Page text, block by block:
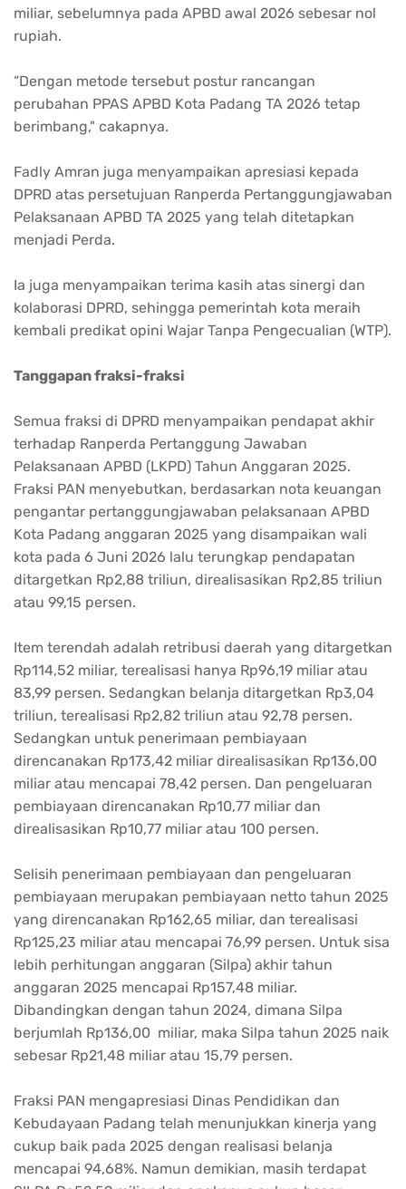
miliar, sebelumnya pada APBD awal 2026 sebesar nol
rupiah.
“Dengan metode tersebut postur rancangan
perubahan PPAS APBD Kota Padang TA 2026 tetap
berimbang," cakapnya.
Fadly Amran juga menyampaikan apresiasi kepada
DPRD atas persetujuan Ranperda Pertanggungjawaban
Pelaksanaan APBD TA 2025 yang telah ditetapkan
menjadi Perda.
Ia juga menyampaikan terima kasih atas sinergi dan
kolaborasi DPRD, sehingga pemerintah kota meraih
kembali predikat opini Wajar Tanpa Pengecualian (WTP).
Tanggapan fraksi-fraksi
Semua fraksi di DPRD menyampaikan pendapat akhir
terhadap Ranperda Pertanggung Jawaban
Pelaksanaan APBD (LKPD) Tahun Anggaran 2025.
Fraksi PAN menyebutkan, berdasarkan nota keuangan
pengantar pertanggungjawaban pelaksanaan APBD
Kota Padang anggaran 2025 yang disampaikan wali
kota pada 6 Juni 2026 lalu terungkap pendapatan
ditargetkan Rp2,88 triliun, direalisasikan Rp2,85 triliun
atau 99,15 persen.
Item terendah adalah retribusi daerah yang ditargetkan
Rp114,52 miliar, terealisasi hanya Rp96,19 miliar atau
83,99 persen. Sedangkan belanja ditargetkan Rp3,04
triliun, terealisasi Rp2,82 triliun atau 92,78 persen.
Sedangkan untuk penerimaan pembiayaan
direncanakan Rp173,42 miliar direalisasikan Rp136,00
miliar atau mencapai 78,42 persen. Dan pengeluaran
pembiayaan direncanakan Rp10,77 miliar dan
direalisasikan Rp10,77 miliar atau 100 persen.
Selisih penerimaan pembiayaan dan pengeluaran
pembiayaan merupakan pembiayaan netto tahun 2025
yang direncanakan Rp162,65 miliar, dan terealisasi
Rp125,23 miliar atau mencapai 76,99 persen. Untuk sisa
lebih perhitungan anggaran (Silpa) akhir tahun
anggaran 2025 mencapai Rp157,48 miliar.
Dibandingkan dengan tahun 2024, dimana Silpa
berjumlah Rp136,00 miliar, maka Silpa tahun 2025 naik
sebesar Rp21,48 miliar atau 15,79 persen.
Fraksi PAN mengapresiasi Dinas Pendidikan dan
Kebudayaan Padang telah menunjukkan kinerja yang
cukup baik pada 2025 dengan realisasi belanja
mencapai 94,68%. Namun demikian, masih terdapat